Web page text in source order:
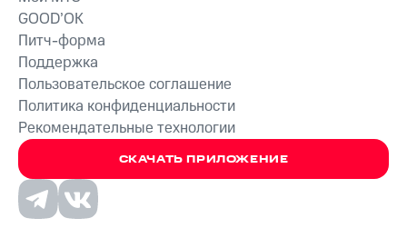
СКАЧАТЬ ПРИЛОЖЕНИЕ
GOOD’OK
Питч-форма
Поддержка
Пользовательское соглашение
Политика конфиденциальности
Рекомендательные технологии